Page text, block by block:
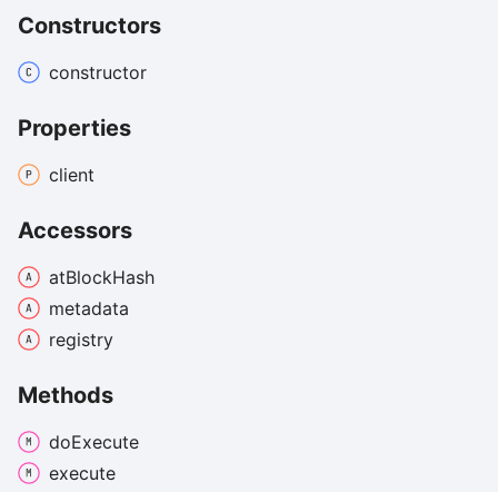
Constructors
constructor
Properties
client
Accessors
atBlockHash
metadata
registry
Methods
doExecute
execute